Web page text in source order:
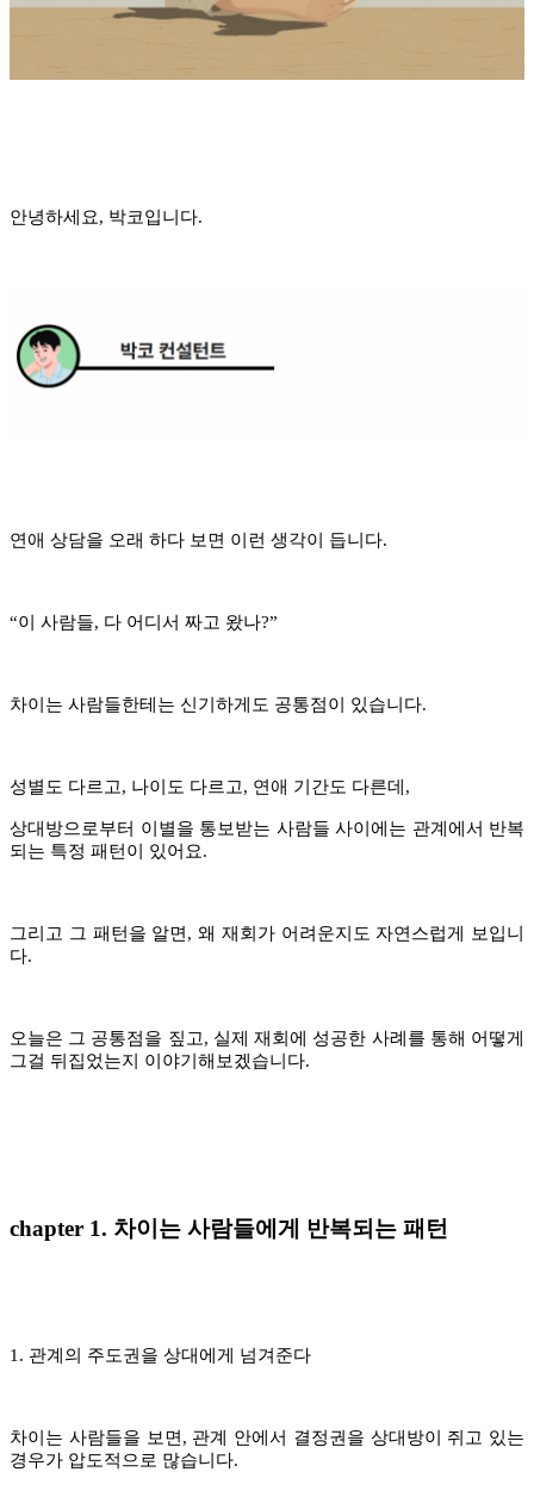
안녕하세요, 박코입니다.
연애 상담을 오래 하다 보면 이런 생각이 듭니다.
“이 사람들, 다 어디서 짜고 왔나?”
차이는 사람들한테는 신기하게도 공통점이 있습니다.
성별도 다르고, 나이도 다르고, 연애 기간도 다른데,
상대방으로부터 이별을 통보받는 사람들 사이에는 관계에서 반복
되는 특정 패턴이 있어요.
그리고 그 패턴을 알면, 왜 재회가 어려운지도 자연스럽게 보입니
다.
오늘은 그 공통점을 짚고, 실제 재회에 성공한 사례를 통해 어떻게
그걸 뒤집었는지 이야기해보겠습니다.
chapter 1. 차이는 사람들에게 반복되는 패턴
1. 관계의 주도권을 상대에게 넘겨준다
차이는 사람들을 보면, 관계 안에서 결정권을 상대방이 쥐고 있는
경우가 압도적으로 많습니다.